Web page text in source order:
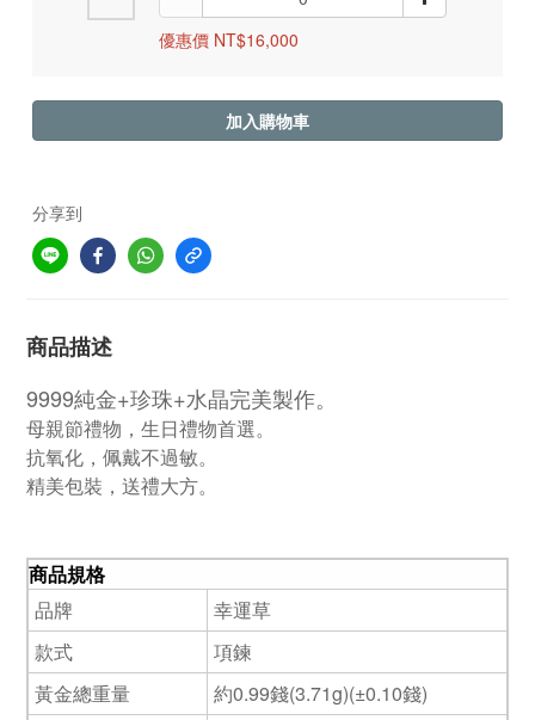
優惠價 NT$16,000
加入購物車
分享到
商品描述
9999純金+珍珠+水晶完美製作。
母親節禮物，生日禮物首選。
抗氧化，佩戴不過敏。
精美包裝，送禮大方。
商品規格
品牌
幸運草
款式
項鍊
黃金總重量
約0.99錢(3.71g)(±0.10錢)